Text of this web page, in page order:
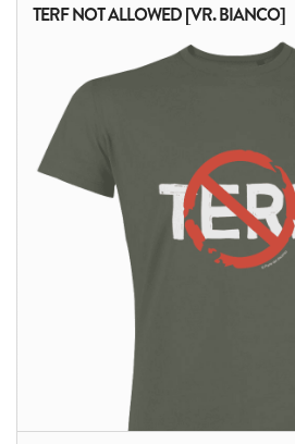
TERF NOT ALLOWED [VR. BIANCO]